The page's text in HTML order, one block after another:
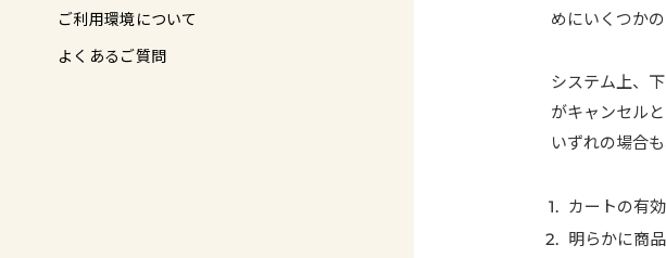
めにいくつか
システム上、
がキャンセル
いずれの場合
カートの有
明らかに商
ご利用環境について
よくあるご質問